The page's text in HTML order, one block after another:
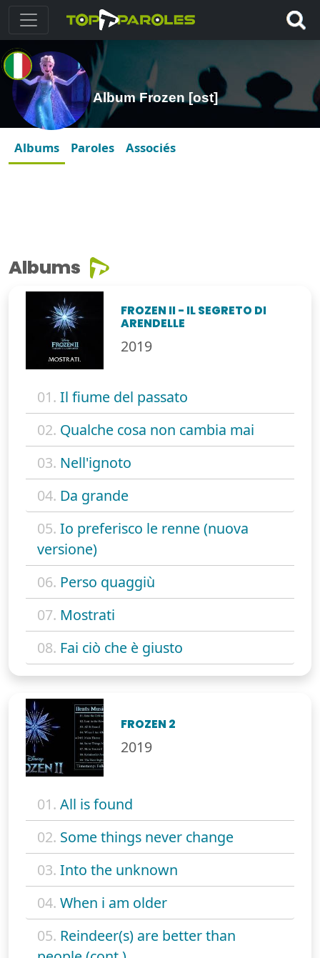
Album Frozen [ost]
Albums Paroles Associés
Albums
FROZEN II - IL SEGRETO DI
ARENDELLE
2019
01. Il fiume del passato
02. Qualche cosa non cambia mai
03. Nell'ignoto
04. Da grande
05. Io preferisco le renne (nuova
versione)
06. Perso quaggiù
07. Mostrati
08. Fai ciò che è giusto
FROZEN 2
2019
01. All is found
02. Some things never change
03. Into the unknown
04. When i am older
05. Reindeer(s) are better than